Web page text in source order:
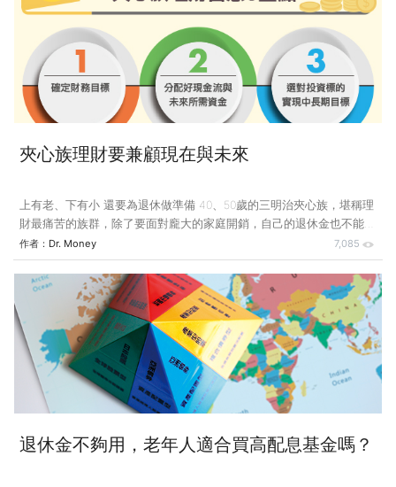
筆60萬元本金先買年化配息率約10%的高配息基金，每月可分配到5,000
元，再以配息買一個不配息基金，以定期定額方式操作，定期定額買到
的單位數逐月累積，不會花掉，確實在存錢。他的小小不便是，由於配
息基金是南非幣計價，匯率會變動，每月配息常常不到5,0
夾心族理財要兼顧現在與未來
上有老、下有小 還要為退休做準備 40、50歲的三明治夾心族，堪稱理
財最痛苦的族群，除了要面對龐大的家庭開銷，自己的退休金也不能不
顧，這時更需要建立正確的理財觀念，才能兼顧現在與未來，迎向美好
人生。 有位朋友常找我討論理財問題，和我以往還在工作時的客戶相
比，他算是典型的「庶民」，所以我常要修正討論方式，不能老以專業
的立場和他談理財。 朋友剛好年屆50，有3個尚在就學的小孩，上有住
在護理之家的老母，是一般所稱的「夾心族」，相當辛苦。他每次找我
談理財，其實都是單筆單筆的投資，要跟他提什麼理財規劃，依年齡、
人生階段做好資產配置，根本聽不進去。 可是偏偏這種
作者： Dr. Money 7,085
退休金不夠用，老年人適合買高配息基金嗎？